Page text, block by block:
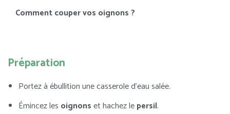
Comment couper vos oignons ?
Préparation
Portez à ébullition une casserole d’eau salée.
Émincez les oignonset hachez lepersil.